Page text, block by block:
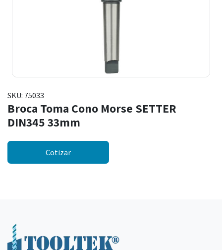
SKU: 75033
Broca Toma Cono Morse SETTER
DIN345 33mm
Cotizar